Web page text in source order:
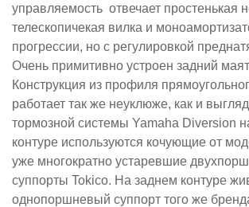
управляемость отвечает простенькая
телескопичекая вилка и
прогрессии, но с регулировкой
Очень примитивно устроен задний
Конструкция из профиля
работает так же неуклюже, как и
тормозной системы Yamaha Diversion
контуре используются кочующие от
уже многократно устаревшие
суппорты Tokico. На заднем контуре
однопоршневый суппорт того же